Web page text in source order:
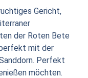
Gericht,
der Roten Bete
mit der
Perfekt
möchten.